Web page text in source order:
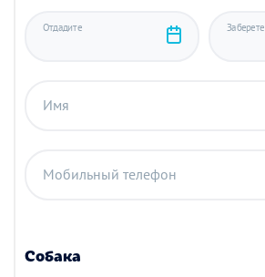
Отдадите Заберете
Имя
Мобильный телефон
Собака